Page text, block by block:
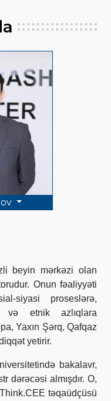
beyin mərkəzi olan
Onun fəaliyyəti
siyasi proseslərə,
və etnik azlıqlara
Yaxın Şərq, Qafqaz
yetirir.
bakalavr,
dərəcəsi almışdır. O,
təqaüdçüsü